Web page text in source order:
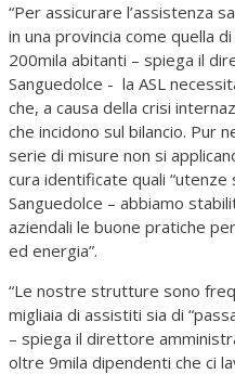
“Per assicurare l’assistenza
in una provincia come quella
200mila abitanti – spiega il
Sanguedolce - la ASL
che, a causa della crisi
che incidono sul bilancio. Pur
serie di misure non si
cura identificate quali “utenze
Sanguedolce – abbiamo
aziendali le buone pratiche
ed energia”.
“Le nostre strutture sono
migliaia di assistiti sia di
– spiega il direttore
oltre 9mila dipendenti che ci